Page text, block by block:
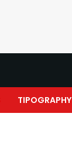
TIPOGRAPHY